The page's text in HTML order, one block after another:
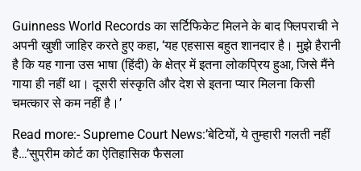
Guinness World Records का सर्टिफिकेट मिलने के बाद फ्लिपराची ने
अपनी खुशी जाहिर करते हुए कहा, ‘यह एहसास बहुत शानदार है। मुझे हैरानी
है कि यह गाना उस भाषा (हिंदी) के क्षेत्र में इतना लोकप्रिय हुआ, जिसे मैंने
गाया ही नहीं था। दूसरी संस्कृति और देश से इतना प्यार मिलना किसी
चमत्कार से कम नहीं है।’
Read more:-Supreme Court News:’बेटियों, ये तुम्हारी गलती नहीं
है…’सुप्रीम कोर्ट का ऐतिहासिक फैसला